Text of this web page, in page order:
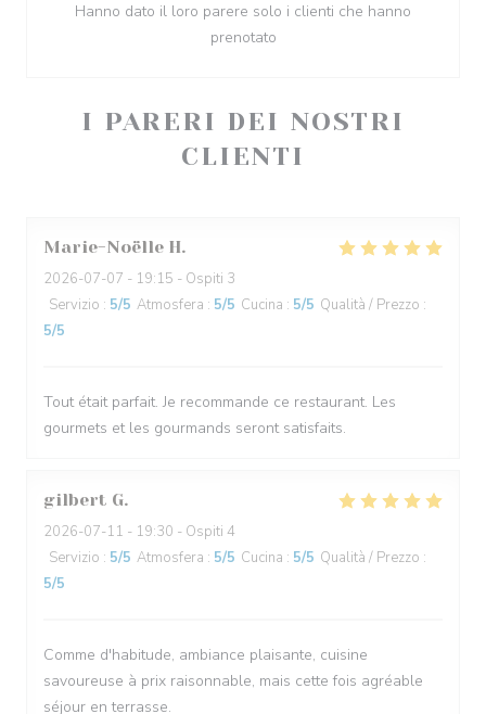
I PARERI DEI NOSTRI
CLIENTI
Marie-Noëlle H
2026-07-07 - 19:15 - Ospiti 3
Servizio : 5/5 Atmosfera : 5/5 Cucina : 5/5 Qualità / Prezzo :
5/5
Tout était parfait. Je recommande ce restaurant. Les
gourmets et les gourmands seront satisfaits.
gilbert G
2026-07-11 - 19:30 - Ospiti 4
Servizio : 5/5 Atmosfera : 5/5 Cucina : 5/5 Qualità / Prezzo :
5/5
Comme d'habitude, ambiance plaisante, cuisine
savoureuse à prix raisonnable, mais cette fois agréable
séjour en terrasse.
Hanno dato il loro parere solo i clienti che hanno
prenotato